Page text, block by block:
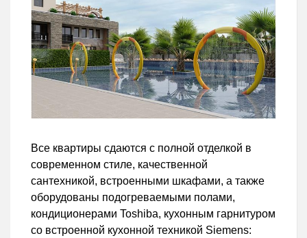
Все квартиры сдаются с полной отделкой в
современном стиле, качественной
сантехникой, встроенными шкафами, а также
оборудованы подогреваемыми полами,
кондиционерами Toshiba, кухонным гарнитуром
со встроенной кухонной техникой Siemens: